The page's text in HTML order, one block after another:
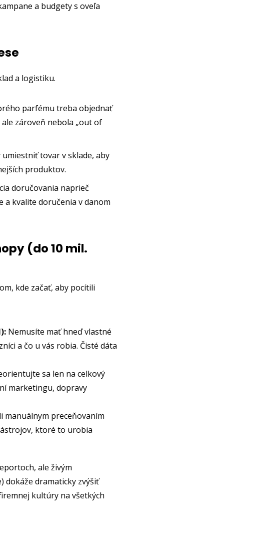
a budgety s oveľa
a logistiku.
parfému treba objednať
zároveň nebola „out of
tovar v sklade, aby
produktov.
doručovania naprieč
a kvalite doručenia v danom
(do 10 mil.
kde začať, aby pocítili
Nemusíte mať hneď vlastné
a čo u vás robia. Čisté dáta
sa len na celkový
marketingu, dopravy
manuálnym preceňovaním
ktoré to urobia
ale živým
dokáže dramaticky zvýšiť
kultúry na všetkých